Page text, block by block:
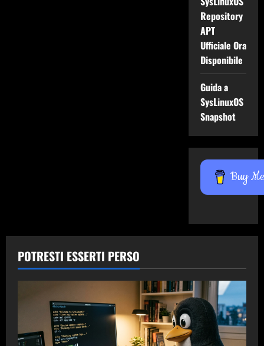
Repository
APT
Ufficiale Ora
Disponibile
Guida a
SysLinuxOS
Snapshot
Buy
POTRESTI ESSERTI PERSO